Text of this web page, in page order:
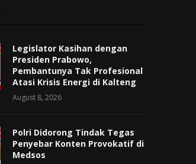
Legislator Kasihan dengan
Presiden Prabowo,
Pembantunya Tak Profesional
Atasi Krisis Energi di Kalteng
August 8, 2026
Polri Didorong Tindak Tegas
Penyebar Konten Provokatif di
Medsos